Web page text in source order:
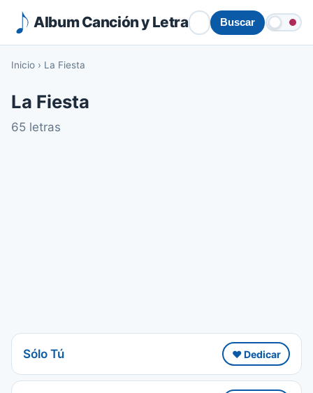
Album Canción y Letra Buscar
Inicio › La Fiesta
La Fiesta
65 letras
Sólo Tú ❤️ Dedicar